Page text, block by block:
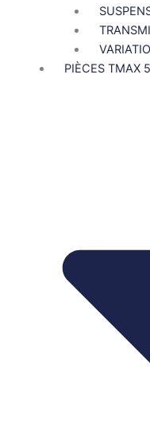
PIÈCES TMAX